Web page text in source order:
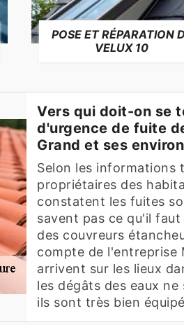
POSE ET RÉPARATION
VELUX 10
Vers qui doit-on se
d'urgence de fuite
Grand et ses
Selon les informations
propriétaires des
constatent les fuites
savent pas ce qu'il
des couvreurs
compte de l'entreprise
arrivent sur les lieux
les dégâts des eaux
ils sont très bien